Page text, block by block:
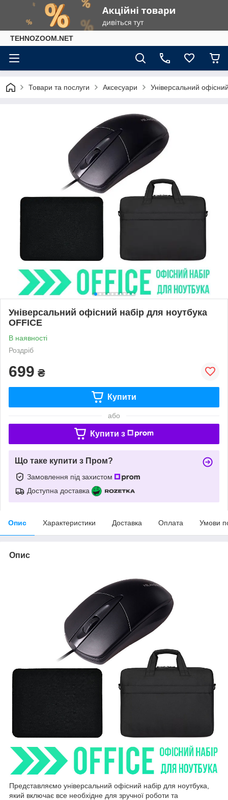
TEHNOZOOM.NET
Товари та послуги Аксесуари Універсальний
Універсальний офісний набір для ноутбука
OFFICE
В наявності
Роздріб
699 ₴
Купити
або
Купити з
Що таке купити з Пром?
Замовлення під захистом
Доступна доставка
Опис Характеристики Доставка Оплата Умови
Опис
Представляємо універсальний офісний набір для ноутбука,
який включає все необхідне для зручної роботи та